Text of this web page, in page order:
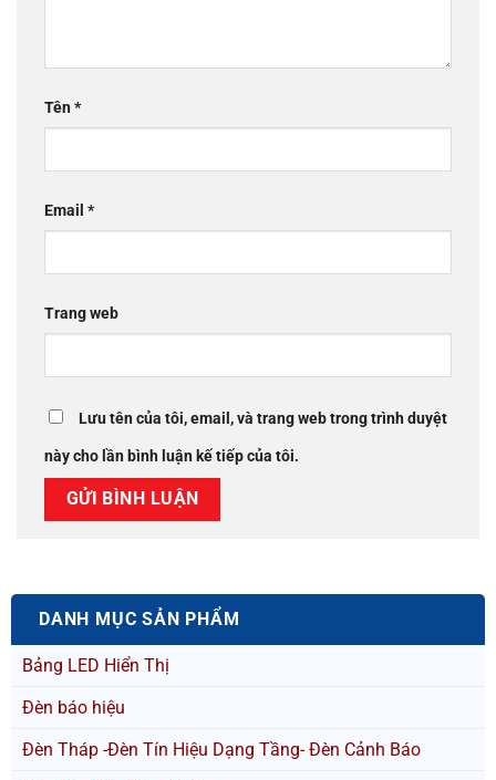
Tên*
Email *
Trang web
Lưu tên của tôi, email, và trang web trong trình duyệt
này cho lần bình luận kế tiếp của tôi.
DANH MỤC SẢN PHẨM
Bảng LED Hiển Thị
Đèn báo hiệu
Đèn Tháp -Đèn Tín Hiệu Dạng Tầng- Đèn Cảnh Báo